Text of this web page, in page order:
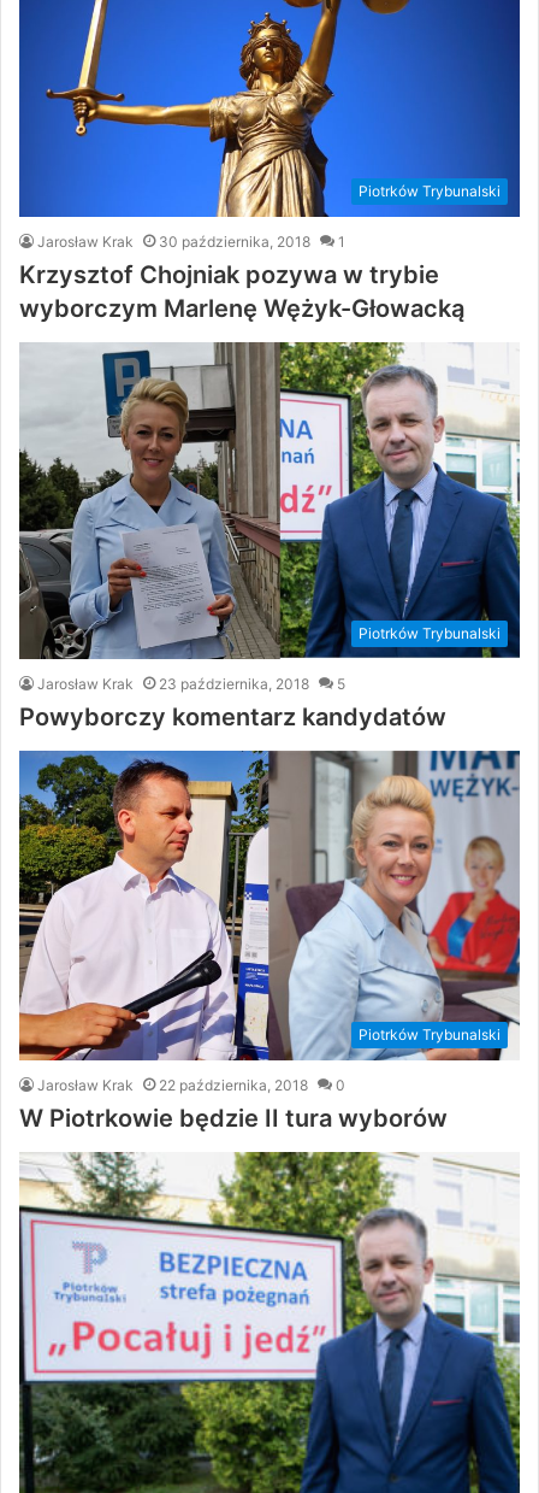
Piotrków Trybunalski
Jarosław Krak 30 października, 2018 1
Krzysztof Chojniak pozywa w trybie
wyborczym Marlenę Wężyk-Głowacką
Piotrków Trybunalski
Jarosław Krak 23 października, 2018 5
Powyborczy komentarz kandydatów
Piotrków Trybunalski
Jarosław Krak 22 października, 2018 0
W Piotrkowie będzie II tura wyborów